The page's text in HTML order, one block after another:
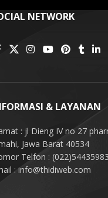
NETWORK
& LAYANAN
: jl Dieng IV no 27
Jawa Barat 40534
Telfon :
: info@thidiweb.com